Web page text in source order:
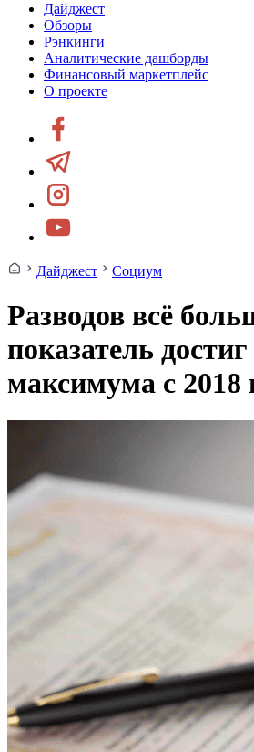
Дайджест
Обзоры
Рэнкинги
Аналитические дашборды
Финансовый маркетплейс
О проекте
Дайджест Социум
Разводов всё
показатель достиг
максимума с 2018